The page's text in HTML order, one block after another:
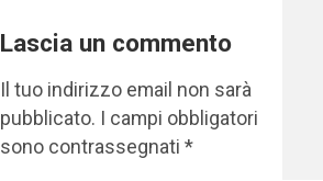
Lascia un commento
Il tuo indirizzo email non sarà
pubblicato. I campi obbligatori
sono contrassegnati*